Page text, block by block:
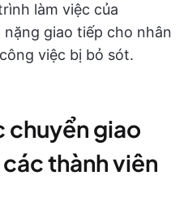
làm việc của
giao tiếp cho nhân
việc bị bỏ sót.
chuyển giao
thành viên